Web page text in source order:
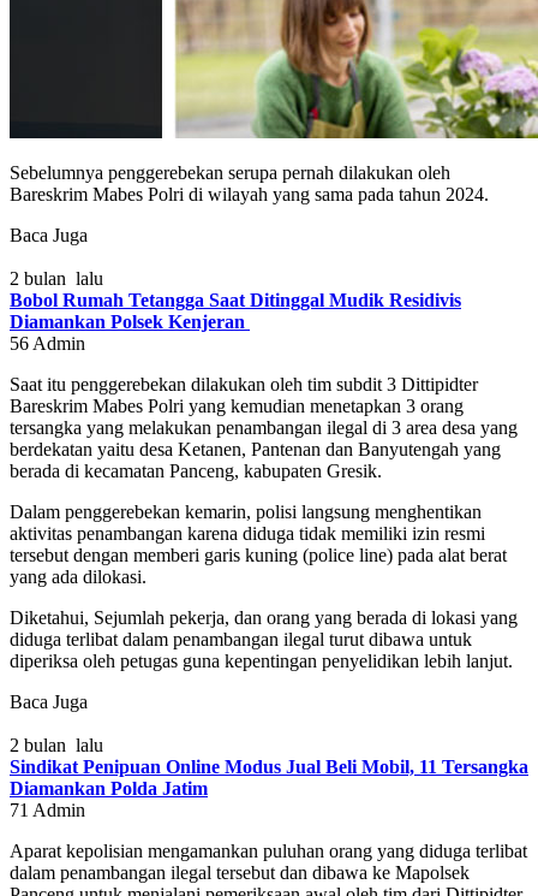
Sebelumnya penggerebekan serupa pernah dilakukan oleh
Bareskrim Mabes Polri di wilayah yang sama pada tahun 2024.
Baca Juga
2 bulan lalu
Bobol Rumah Tetangga Saat Ditinggal Mudik Residivis
Diamankan Polsek Kenjeran
56 Admin
Saat itu penggerebekan dilakukan oleh tim subdit 3 Dittipidter
Bareskrim Mabes Polri yang kemudian menetapkan 3 orang
tersangka yang melakukan penambangan ilegal di 3 area desa yang
berdekatan yaitu desa Ketanen, Pantenan dan Banyutengah yang
berada di kecamatan Panceng, kabupaten Gresik.
Dalam penggerebekan kemarin, polisi langsung menghentikan
aktivitas penambangan karena diduga tidak memiliki izin resmi
tersebut dengan memberi garis kuning (police line) pada alat berat
yang ada dilokasi.
Diketahui, Sejumlah pekerja, dan orang yang berada di lokasi yang
diduga terlibat dalam penambangan ilegal turut dibawa untuk
diperiksa oleh petugas guna kepentingan penyelidikan lebih lanjut.
Baca Juga
2 bulan lalu
Sindikat Penipuan Online Modus Jual Beli Mobil, 11 Tersangka
Diamankan Polda Jatim
71 Admin
Aparat kepolisian mengamankan puluhan orang yang diduga terlibat
dalam penambangan ilegal tersebut dan dibawa ke Mapolsek